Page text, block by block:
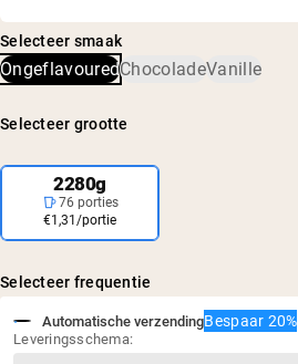
Selecteer smaak
OngeflavouredChocoladeVanille
Selecteer grootte
2280g
76 porties
€1,31/portie
Selecteer frequentie
Automatische verzendingBespaar 20%
Leveringsschema: